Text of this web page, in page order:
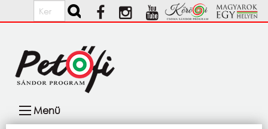
Ugrás a tartalomra
Keresés
navigáció
Menü